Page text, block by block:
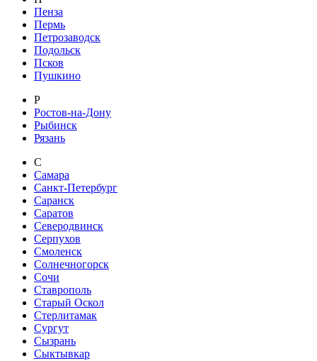
Пенза
Пермь
Петрозаводск
Подольск
Псков
Пушкино
Р
Ростов-на-Дону
Рыбинск
Рязань
С
Самара
Санкт-Петербург
Саранск
Саратов
Северодвинск
Серпухов
Смоленск
Солнечногорск
Сочи
Ставрополь
Старый Оскол
Стерлитамак
Сургут
Сызрань
Сыктывкар